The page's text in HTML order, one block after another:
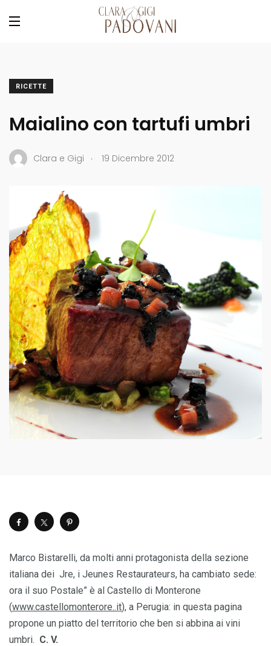
RICETTE
Maialino con tartufi umbri
Clara e Gigi . 19 Dicembre 2012
Marco Bistarelli, da molti anni protagonista della sezione
italiana dei Jre, i Jeunes Restaurateurs, ha cambiato sede:
ora il suo Postale” è al Castello di Monterone
(www.castellomonterore..it), a Perugia: in questa pagina
propone un piatto del territorio che ben si abbina ai vini
umbri. C. V.